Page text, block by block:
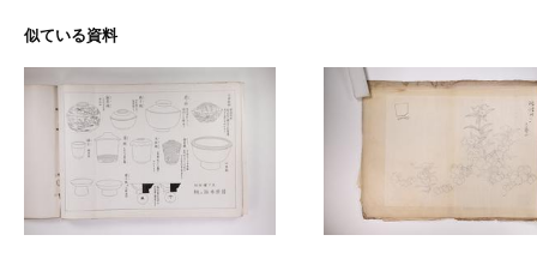
似ている資料